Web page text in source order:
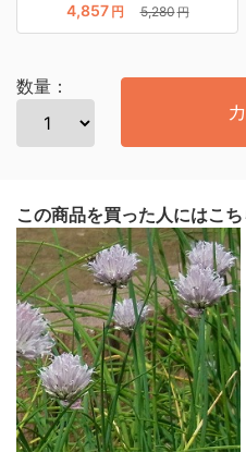
4,857 円 5,280円
数量：
この商品を買った人にはこ